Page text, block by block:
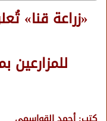
«زراعة قنا»
للمزارعين